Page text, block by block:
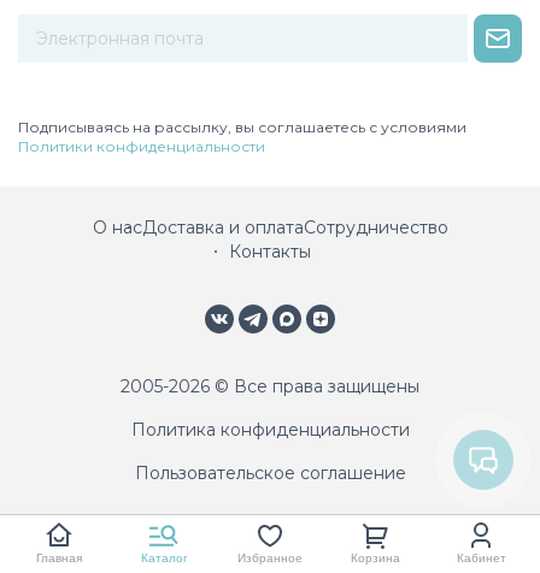
Подписываясь на рассылку, вы соглашаетесь с условиями
Политики конфиденциальности
О насДоставка и оплатаСотрудничество
Контакты
2005-2026 © Все права защищены
Политика конфиденциальности
Пользовательское соглашение
Главная Каталог Избранное Корзина Кабинет